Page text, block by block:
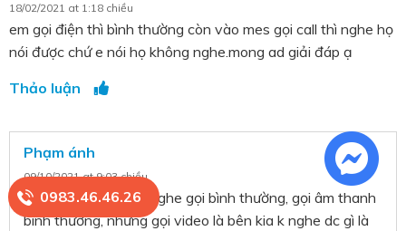
18/02/2021 at 1:18 chiều
em gọi điện thì bình thường còn vào mes gọi call thì nghe họ
nói được chứ e nói họ không nghe.mong ad giải đáp ạ
Thảo luận
Phạm ánh
09/10/2021 at 9:03 chiều
Đt của mẹ chồng e nghe gọi bình thường, gọi âm thanh
bình thường, nhưng gọi video là bên kia k nghe dc gì là
0983.46.46.26